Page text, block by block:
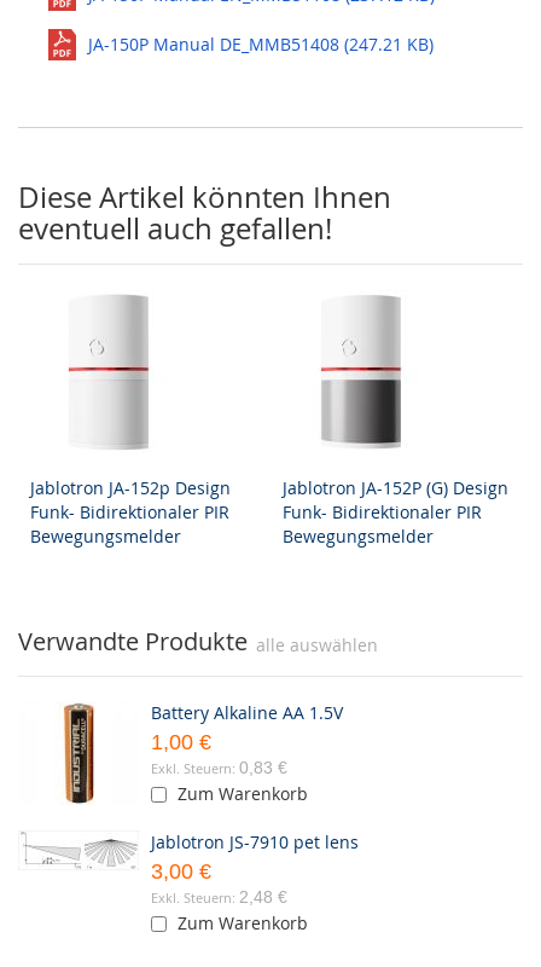
JA-150P Manual DE_MMB51408 (247.21 KB)
Diese Artikel könnten Ihnen
eventuell auch gefallen!
Jablotron JA-152p Design
Funk- Bidirektionaler PIR
Bewegungsmelder
Jablotron JA-152P (G) Design
Funk- Bidirektionaler PIR
Bewegungsmelder
Verwandte Produkte alle auswählen
Battery Alkaline AA 1.5V
1,00 €
0,83 €
Zum Warenkorb
Jablotron JS-7910 pet lens
3,00 €
2,48 €
Zum Warenkorb